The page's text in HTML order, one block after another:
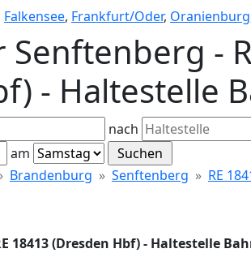
Falkensee, Frankfurt/Oder, Oranienburg
-
- Haltestelle
nach
am
Brandenburg Senftenberg RE
18413 (Dresden Hbf) - Haltestelle